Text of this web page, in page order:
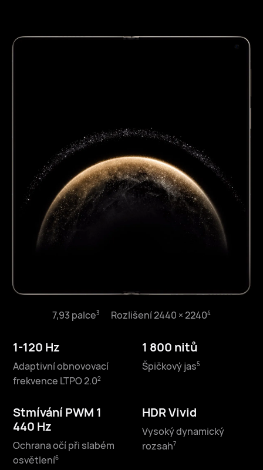
7,93 palce⁠3 Rozlišení 2440 × 2240⁠4
1-120 Hz
Adaptivní obnovovací
frekvence LTPO 2.0⁠2
1 800 nitů
Špičkový jas⁠5
Stmívání PWM 1
440 Hz
Ochrana očí při slabém
osvětlení⁠6
HDR Vivid
Vysoký dynamický
rozsah⁠7
1-120 Hz
Adaptivní obnovovací
2 500 nitů
Stmívání PWM 1
440 Hz
Ochrana očí při slabém
HDR Vivid
Vysoký dynamický